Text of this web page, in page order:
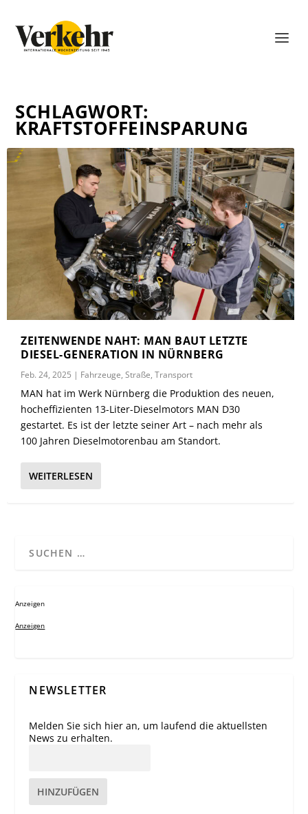
SCHLAGWORT:
KRAFTSTOFFEINSPARUNG
ZEITENWENDE NAHT: MAN BAUT LETZTE
DIESEL-GENERATION IN NÜRNBERG
Feb. 24, 2025 | Fahrzeuge,Straße,Transport
MAN hat im Werk Nürnberg die Produktion des neuen,
hocheffizienten 13-Liter-Dieselmotors MAN D30
gestartet. Es ist der letzte seiner Art – nach mehr als
100 Jahren Dieselmotorenbau am Standort.
WEITERLESEN
Anzeigen
Anzeigen
NEWSLETTER
Melden Sie sich hier an, um laufend die aktuellsten
News zu erhalten.
HINZUFÜGEN